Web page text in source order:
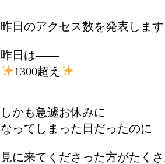
昨日のアクセス数を発表します
昨日は――
1300超え
しかも急遽お休みに
なってしまった日だったのに
見に来てくださった方がたく